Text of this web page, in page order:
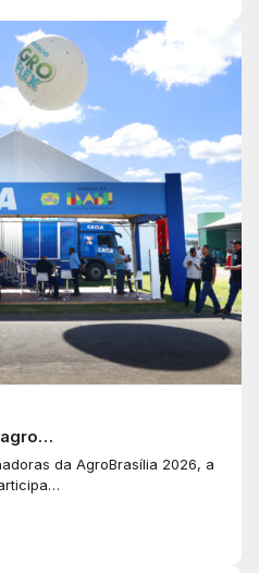
agro…
da AgroBrasília 2026, a